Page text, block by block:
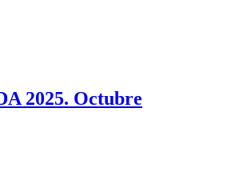
2025. Octubre